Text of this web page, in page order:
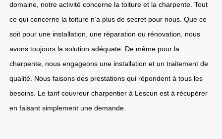
domaine, notre activité concerne la toiture et la charpente. Tout
ce qui concerne la toiture n’a plus de secret pour nous. Que ce
soit pour une installation, une réparation ou rénovation, nous
avons toujours la solution adéquate. De même pour la
charpente, nous engageons une installation et un traitement de
qualité. Nous faisons des prestations qui répondent à tous les
besoins. Le tarif couvreur charpentier à Lescun est à récupérer
en faisant simplement une demande.